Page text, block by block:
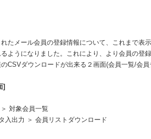
たメール会員の登録情報について、これまで表
ようになりました。これにより、より会員の登
CSVダウンロードが出来る２画面(会員一覧/会
]
対象会員一覧
入出力 ＞ 会員リストダウンロード